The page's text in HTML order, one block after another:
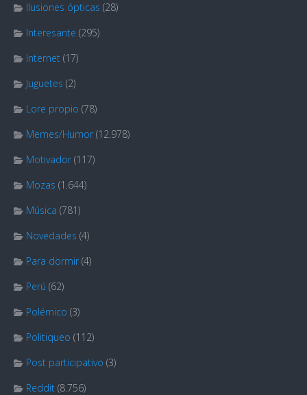
Ilusiones ópticas (28)
Interesante (295)
Internet (17)
Juguetes (2)
Lore propio (78)
Memes/Humor (12.978)
Motivador (117)
Mozas (1.644)
Música (781)
Novedades (4)
Para dormir (4)
Perú (62)
Polémico (3)
Politiqueo (112)
Post participativo (3)
Reddit (8.756)